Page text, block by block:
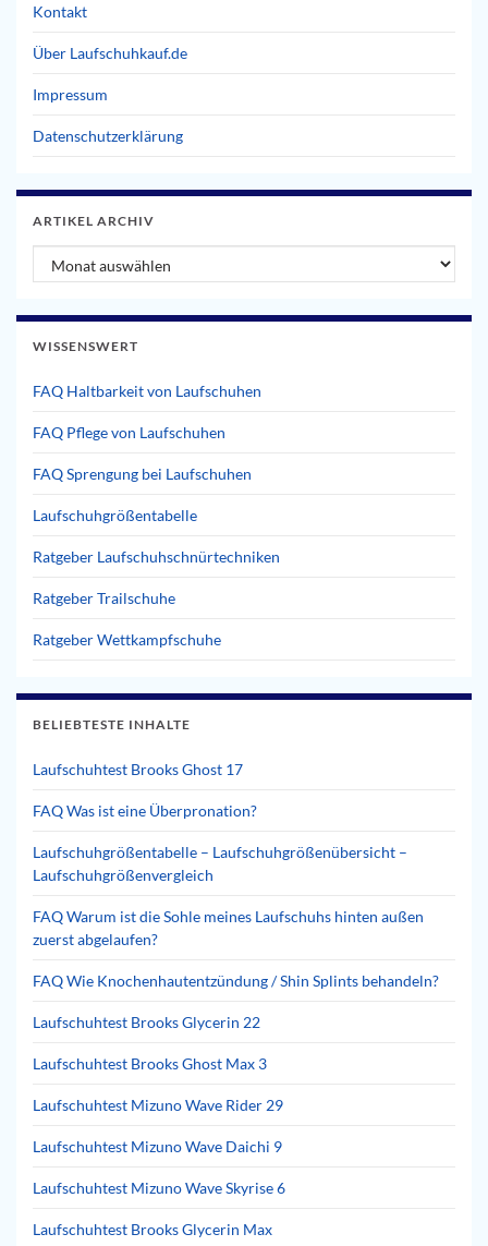
Kontakt
Über Laufschuhkauf.de
Impressum
Datenschutzerklärung
ARTIKEL ARCHIV
Artikel Archiv
WISSENSWERT
FAQ Haltbarkeit von Laufschuhen
FAQ Pflege von Laufschuhen
FAQ Sprengung bei Laufschuhen
Laufschuhgrößentabelle
Ratgeber Laufschuhschnürtechniken
Ratgeber Trailschuhe
Ratgeber Wettkampfschuhe
BELIEBTESTE INHALTE
Laufschuhtest Brooks Ghost 17
FAQ Was ist eine Überpronation?
Laufschuhgrößentabelle – Laufschuhgrößenübersicht –
Laufschuhgrößenvergleich
FAQ Warum ist die Sohle meines Laufschuhs hinten außen
zuerst abgelaufen?
FAQ Wie Knochenhautentzündung / Shin Splints behandeln?
Laufschuhtest Brooks Glycerin 22
Laufschuhtest Brooks Ghost Max 3
Laufschuhtest Mizuno Wave Rider 29
Laufschuhtest Mizuno Wave Daichi 9
Laufschuhtest Mizuno Wave Skyrise 6
Laufschuhtest Brooks Glycerin Max